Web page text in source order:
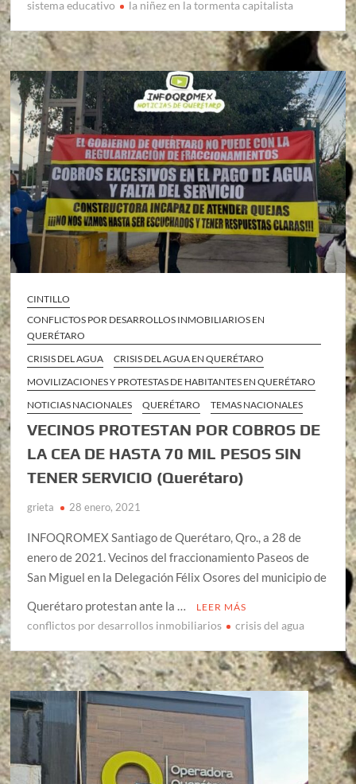
sistema educativo
la niñez en la tormenta capitalista
CINTILLO
CONFLICTOS POR DESARROLLOS INMOBILIARIOS EN
QUERÉTARO
CRISIS DEL AGUA
CRISIS DEL AGUA EN QUERÉTARO
MOVILIZACIONES Y PROTESTAS DE HABITANTES EN QUERÉTARO
NOTICIAS NACIONALES
QUERÉTARO TEMAS NACIONALES
VECINOS PROTESTAN POR COBROS DE
LA CEA DE HASTA 70 MIL PESOS SIN
TENER SERVICIO (Querétaro)
grieta 28 enero, 2021
INFOQROMEX Santiago de Querétaro, Qro., a 28 de
enero de 2021. Vecinos del fraccionamiento Paseos de
San Miguel en la Delegación Félix Osores del municipio de
Querétaro protestan ante la …
LEER MÁS
conflictos por desarrollos inmobiliarios crisis del agua